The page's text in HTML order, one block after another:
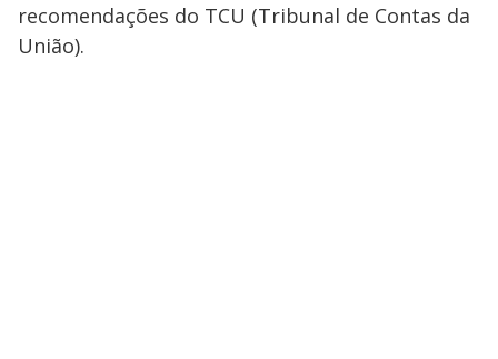
recomendações do TCU (Tribunal de Contas da
União).